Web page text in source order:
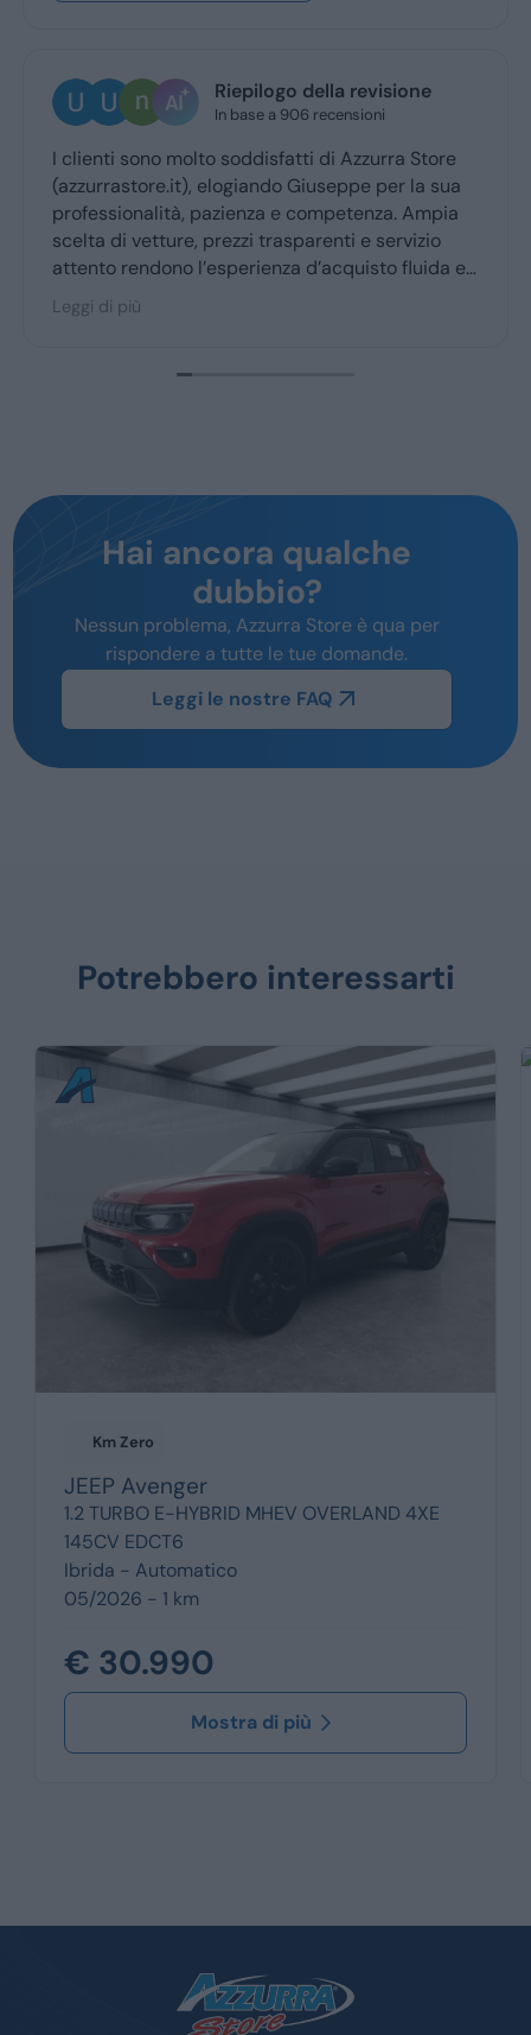
Riepilogo della revisione
In base a 906 recensioni
I clienti sono molto soddisfatti di Azzurra Store
(azzurrastore.it), elogiando Giuseppe per la sua
professionalità, pazienza e competenza. Ampia
scelta di vetture, prezzi trasparenti e servizio
attento rendono l’esperienza d’acquisto fluida e
piacevole per la maggior parte degli utenti.
Leggi di più
Hai ancora qualche
dubbio?
Nessun problema, Azzurra Store è qua per
rispondere a tutte le tue domande.
Leggi le nostre FAQ
Potrebbero interessarti
Km Zero
JEEP Avenger
1.2 TURBO E-HYBRID MHEV OVERLAND 4XE
145CV EDCT6
Ibrida - Automatico
05/2026 - 1 km
€ 30.990
Mostra di più